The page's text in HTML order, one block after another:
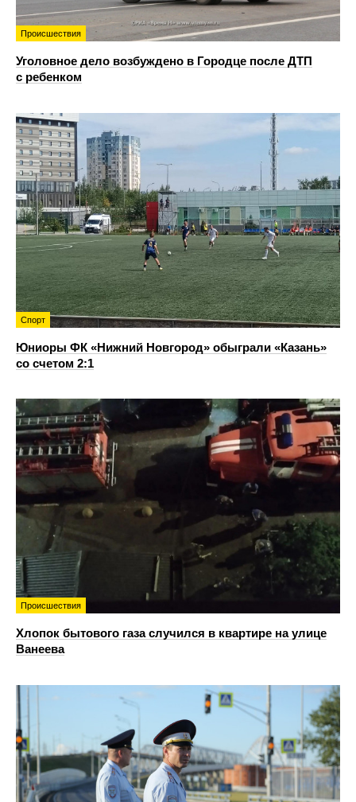
Происшествия
Уголовное дело возбуждено в Городце после ДТП
с ребенком
Спорт
Юниоры ФК «Нижний Новгород» обыграли «Казань»
со счетом 2:1
Происшествия
Хлопок бытового газа случился в квартире на улице
Ванеева